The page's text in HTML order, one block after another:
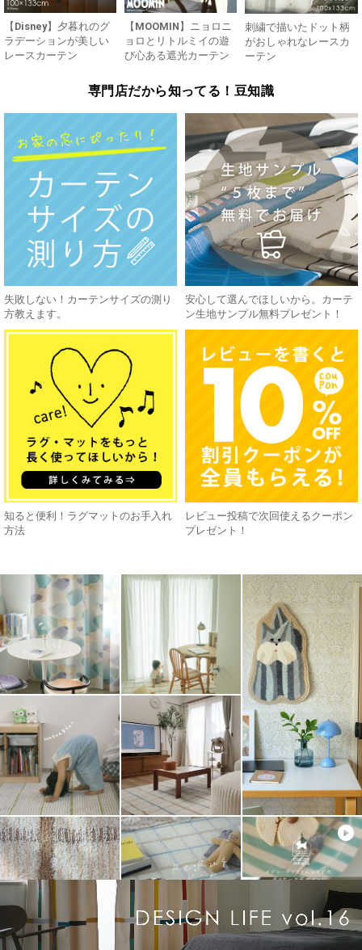
【Disney】夕暮れのグ
ラデーションが美しい
レースカーテン
【MOOMIN】ニョロニ
ョロとリトルミイの遊
び心ある遮光カーテン
刺繍で描いたドット柄
がおしゃれなレースカ
ーテン
専門店だから知ってる！豆知識
失敗しない！カーテンサイズの測り
方教えます。
安心して選んでほしいから。カーテ
ン生地サンプル無料プレゼント！
知ると便利！ラグマットのお手入れ
方法
レビュー投稿で次回使えるクーポン
プレゼント！